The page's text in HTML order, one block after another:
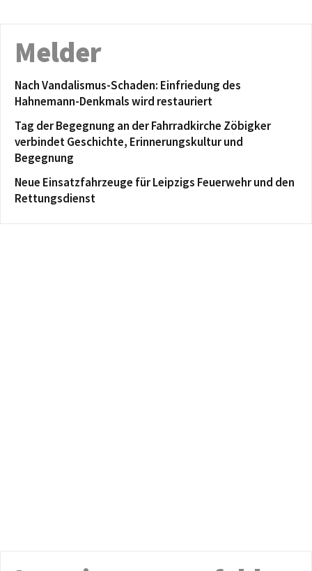
Melder
Nach Vandalismus-Schaden: Einfriedung des
Hahnemann-Denkmals wird restauriert
Tag der Begegnung an der Fahrradkirche Zöbigker
verbindet Geschichte, Erinnerungskultur und
Begegnung
Neue Einsatzfahrzeuge für Leipzigs Feuerwehr und den
Rettungsdienst